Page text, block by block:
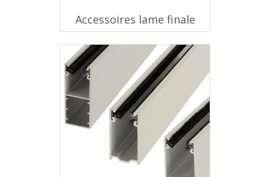
Accessoires lame finale